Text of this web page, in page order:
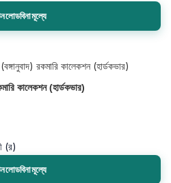
কালেকশন (হার্ডকভার)
(র)